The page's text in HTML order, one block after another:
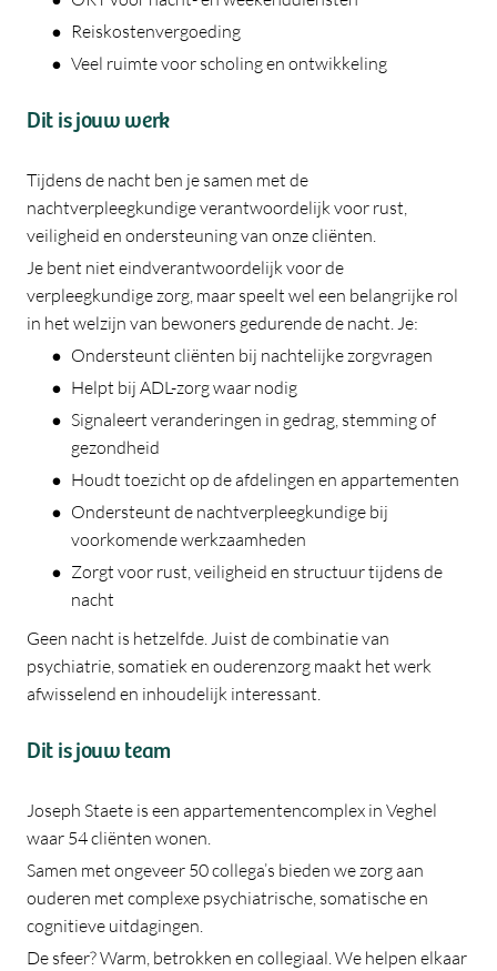
Reiskostenvergoeding
Veel ruimte voor scholing en ontwikkeling
Dit is jouw werk
Tijdens de nacht ben je samen met de
nachtverpleegkundige verantwoordelijk voor rust,
veiligheid en ondersteuning van onze cliënten.
Je bent niet eindverantwoordelijk voor de
verpleegkundige zorg, maar speelt wel een belangrijke rol
in het welzijn van bewoners gedurende de nacht. Je:
Ondersteunt cliënten bij nachtelijke zorgvragen
Helpt bij ADL-zorg waar nodig
Signaleert veranderingen in gedrag, stemming of
gezondheid
Houdt toezicht op de afdelingen en appartementen
Ondersteunt de nachtverpleegkundige bij
voorkomende werkzaamheden
Zorgt voor rust, veiligheid en structuur tijdens de
nacht
Geen nacht is hetzelfde. Juist de combinatie van
psychiatrie, somatiek en ouderenzorg maakt het werk
afwisselend en inhoudelijk interessant.
Dit is jouw team
Joseph Staete is een appartementencomplex in Veghel
waar 54 cliënten wonen.
Samen met ongeveer 50 collega’s bieden we zorg aan
ouderen met complexe psychiatrische, somatische en
cognitieve uitdagingen.
De sfeer? Warm, betrokken en collegiaal. We helpen elkaar